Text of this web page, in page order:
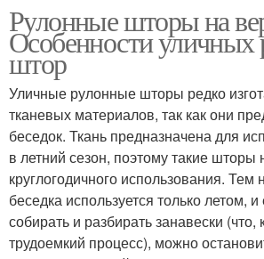
Рулонные шторы на
Особенности
штор
Уличные рулонные шторы редко
тканевых материалов, так как они
беседок. Ткань предназначена для
в летний сезон, поэтому такие шторы
круглогодичного использования. Тем
беседка используется только летом,
собирать и разбирать занавески (что,
трудоемкий процесс), можно